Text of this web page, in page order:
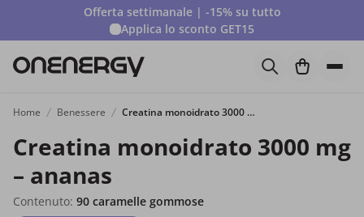
Offerta settimanale | -15% su tutto
Applica lo sconto GET15
Home Benessere Creatina monoidrato 3000 mg – ananas
Creatina monoidrato 3000 mg
– ananas
Contenuto: 90 caramelle gommose